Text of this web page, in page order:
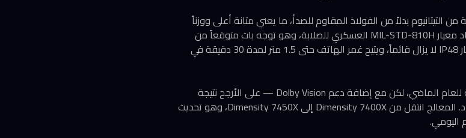
التيتانيوم بدلاً من الفولاذ المقاوم للصدأ، ما يعني متانة أعلى ووزناً
مماثلاً أو أخف. أضافت Motorola أيضاً اعتماد معيار MIL-STD-810H العسكري للصلابة، وهو توجه بات متوقعاً من
هواتف الشركة. تصنيف مقاومة الماء والغبار IP48 لا يزال قائماً، ويتيح غمر الهاتف حتى 1.5 متر لمدة 30 دقيقة في
على صعيد الشاشة، تبدو المواصفات مطابقة للعام الماضي، لكن مع إضافة دعم Dolby Vision — على الأرجح نتيجة
اعتماد رسمي للوحة وليس ترقية فعلية للعتاد. المعالج انتقل من Dimensity 7400X إلى Dimensity 7450X، وهو تحديث
اليومي.